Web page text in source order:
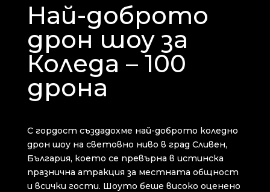
Най-доброто
дрон шоу за
Коледа – 100
дрона
С гордост създадохме най-доброто коледно
дрон шоу на световно ниво в град Сливен,
България, което се превърна в истинска
празнична атракция за местната общност
и всички гости. Шоуто беше високо оценено